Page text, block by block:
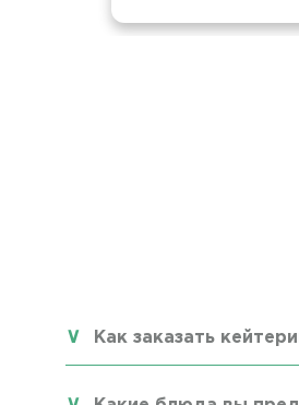
Как заказать